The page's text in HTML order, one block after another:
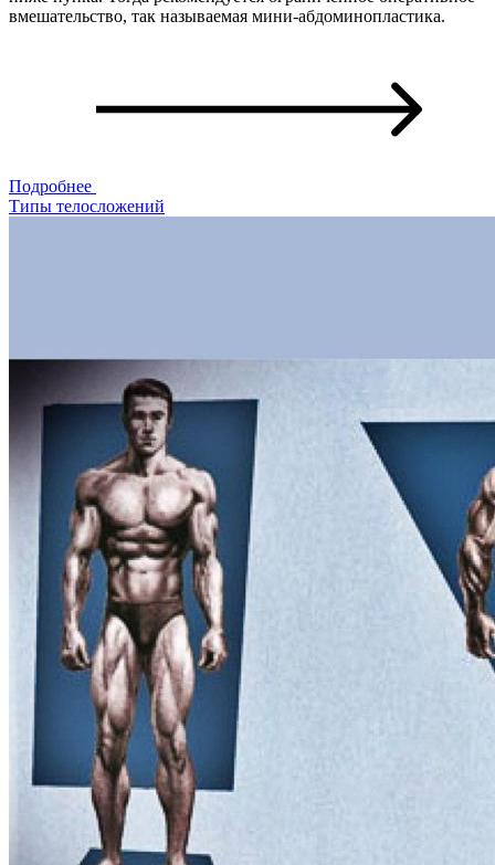
вмешательство, так называемая мини-абдоминопластика.
Подробнее
Типы телосложений